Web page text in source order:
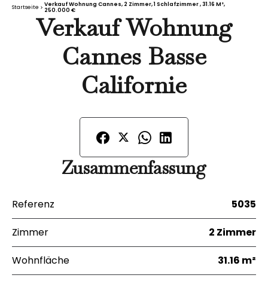
Startseite
Verkauf Wohnung Cannes, 2 Zimmer, 1 Schlafzimmer , 31.16 M²,
250.000 €
Verkauf Wohnung
Cannes Basse
Californie
Zusammenfassung
Referenz 5035
Zimmer 2 Zimmer
Wohnfläche 31.16 m²